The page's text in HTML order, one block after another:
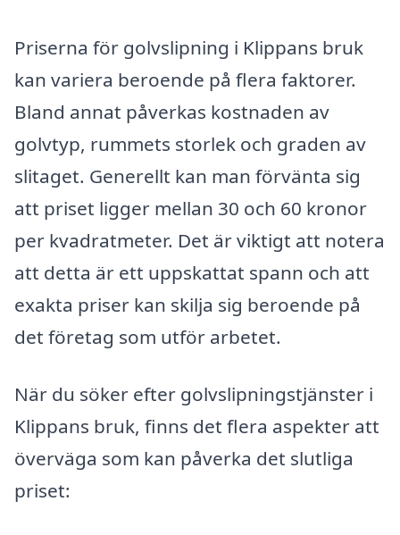
Priserna för golvslipning i Klippans bruk
kan variera beroende på flera faktorer.
Bland annat påverkas kostnaden av
golvtyp, rummets storlek och graden av
slitaget. Generellt kan man förvänta sig
att priset ligger mellan 30 och 60 kronor
per kvadratmeter. Det är viktigt att notera
att detta är ett uppskattat spann och att
exakta priser kan skilja sig beroende på
det företag som utför arbetet.
När du söker efter golvslipningstjänster i
Klippans bruk, finns det flera aspekter att
överväga som kan påverka det slutliga
priset: